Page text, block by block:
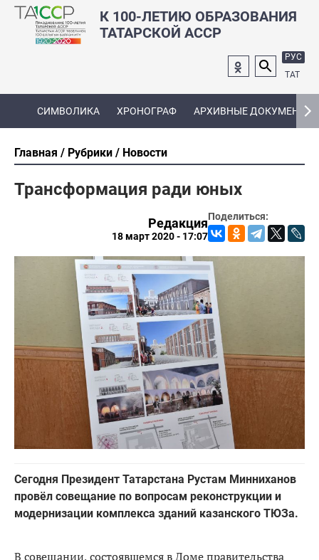
К 100-ЛЕТИЮ ОБРАЗОВАНИЯ
ТАТАРСКОЙ АССР
РУС
ТАТ
СИМВОЛИКА ХРОНОГРАФ АРХИВНЫЕ ДОКУМЕНТЫ
Главная Рубрики Новости
Трансформация ради юных
Поделиться:
Редакция
18 март 2020 - 17:07
Сегодня Президент Татарстана Рустам Минниханов
провёл совещание по вопросам реконструкции и
модернизации комплекса зданий казанского ТЮЗа.
В совещании, состоявшемся в Доме правительства